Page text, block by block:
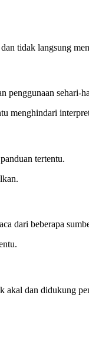
tidak langsung
penggunaan sehari-
menghindari
tertentu.
dari beberapa
akal dan didukung